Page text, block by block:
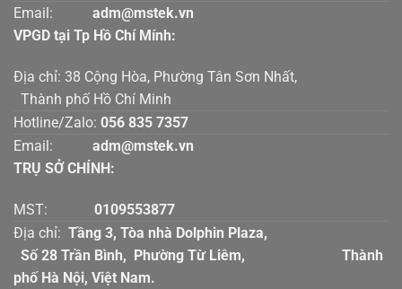
Email:
adm@mstek.vn
VPGD tại Tp Hồ Chí Mính:
Địa chỉ: 38 Cộng Hòa, Phường Tân Sơn Nhất,
Thành phố Hồ Chí Minh
Hotline/Zalo: 056 835 7357
Email:
adm@mstek.vn
TRỤ SỞ CHÍNH:
MST: 0109553877
Địa chỉ: Tầng 3, Tòa nhà Dolphin Plaza,
Số 28 Trần Bình, Phường Từ Liêm, Thành
phố Hà Nội, Việt Nam.